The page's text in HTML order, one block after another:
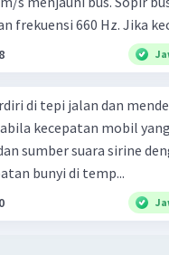
frekuensi 660 Hz. Jika
di tepi jalan dan
kecepatan mobil
sumber suara sirine
bunyi di temp...